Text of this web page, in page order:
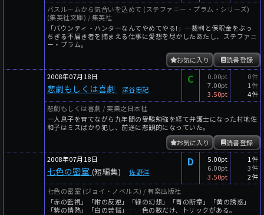
バスルームから気合いを込めて (ステファニー・プラム・シリーズ)
(集英社文庫) / 集英社
「バウンティ・ハンターなんてやめてやる!」―裁判と保釈金をぶっ
ちぎる不届き者を捕まえる仕事に愛想を尽かしたあたし、ステファニ
ー・プラム。
読書登録
お気に入り
2008年07月18日
悲劇もしくは喜劇 深谷忠記
C
0.00pt
7.00pt
3.50pt
0件
1件
4件
悲劇もしくは喜劇 / 実業之日本社
一人息子を育てながら九年間の受験勉強を経て弁護士になった村地佐
和子はミスばかり犯し、前途に悲観的になっていた。
読書登録
お気に入り
2008年07月18日
七色の密室 (短編集) 佐野洋
D
5.00pt
6.00pt
3.50pt
1件
3件
2件
七色の密室 (ジョイ・ノベルス) / 有楽出版社
「赤の監視」「紺の反逆」「緑の幻想」「青の断章」「黄の誘惑」
「紫の情熱」「白の苦悩」……色の数だけ、トリックがある。